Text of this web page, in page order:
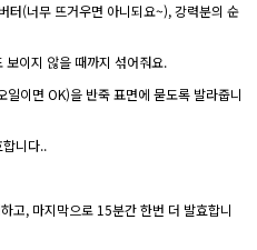
터(너무 뜨거우면 아니되요~), 강력분의 순
이지 않을 때까지 섞어줘요.
이면 OK)을 반죽 표면에 묻도록 발라줍니
니다..
고, 마지막으로 15분간 한번 더 발효합니